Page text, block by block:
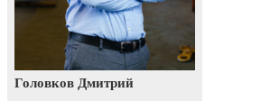
Головков Дмитрий